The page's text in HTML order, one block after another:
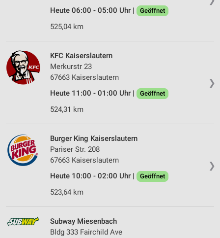
Heute 06:00 - 05:00 Uhr | Geöffnet
525,04 km
❯
KFC Kaiserslautern
Merkurstr 23
67663 Kaiserslautern
Heute 11:00 - 01:00 Uhr |
Geöffnet
524,31 km
❯
Burger King Kaiserslautern
Pariser Str. 208
67663 Kaiserslautern
Heute 10:00 - 02:00 Uhr |
Geöffnet
523,64 km
Subway Miesenbach
Bldg 333 Fairchild Ave